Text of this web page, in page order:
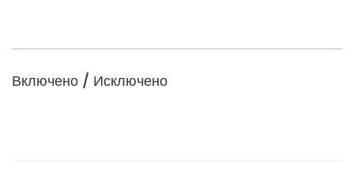
Включено / Исключено